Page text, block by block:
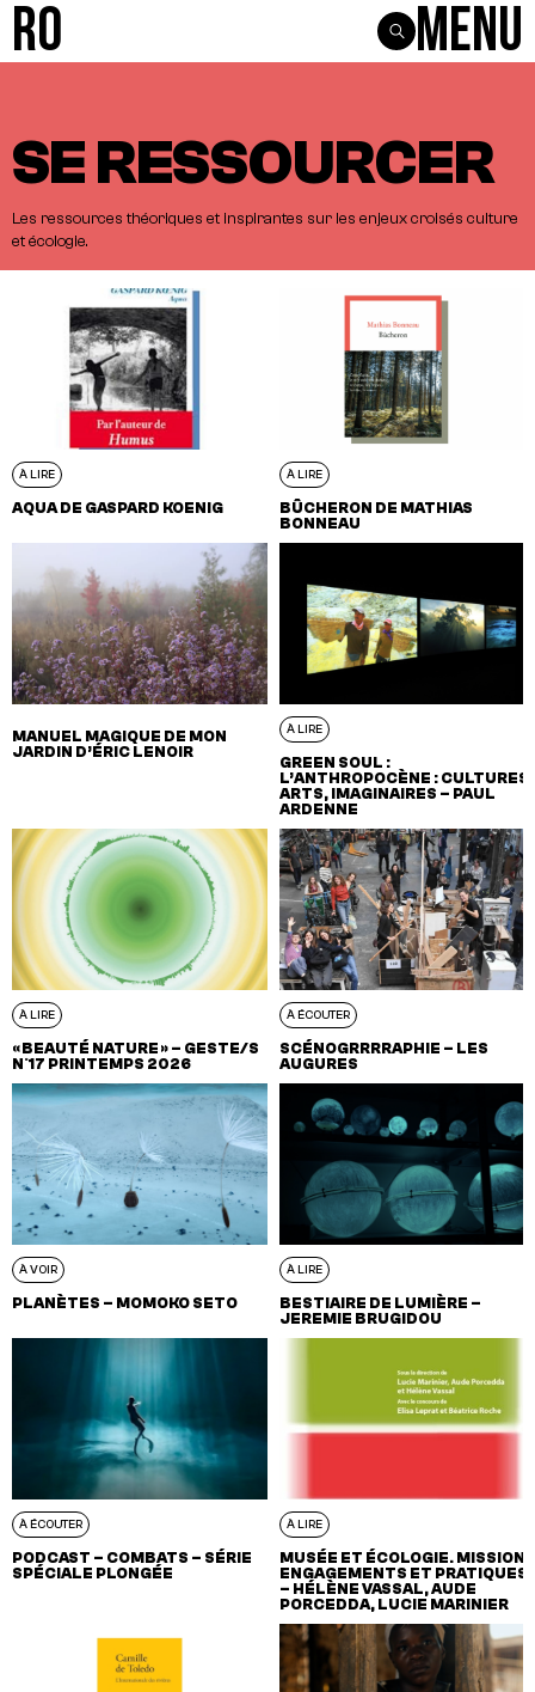
R0 Menu
SE RESSOURCER
Les ressources théoriques et inspirantes sur les enjeux croisés culture
et écologie.
À LIRE
AQUA DE GASPARD KOENIG
À LIRE
BÛCHERON DE MATHIAS
BONNEAU
MANUEL MAGIQUE DE MON
JARDIN D’ÉRIC LENOIR
À LIRE
GREEN SOUL :
L’ANTHROPOCÈNE : CULTURES,
ARTS, IMAGINAIRES – PAUL
ARDENNE
À LIRE
« BEAUTÉ NATURE » – GESTE/S
N°17 PRINTEMPS 2026
À ÉCOUTER
SCÉNOGRRRRAPHIE – LES
AUGURES
À VOIR
PLANÈTES – MOMOKO SETO
À LIRE
BESTIAIRE DE LUMIÈRE –
JEREMIE BRUGIDOU
À ÉCOUTER
PODCAST – COMBATS – SÉRIE
SPÉCIALE PLONGÉE
À LIRE
MUSÉE ET ÉCOLOGIE. MISSION,
ENGAGEMENTS ET PRATIQUES
– HÉLÈNE VASSAL, AUDE
PORCEDDA, LUCIE MARINIER